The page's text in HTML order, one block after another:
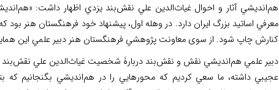
هم‌انديشي آثار و احوال غياث‌الدين علي نقش‌بند يزدي اظهار داشت:
معرفي اساتيد بزرگ ايران دارد. در وهله اول، پيشنهاد خود فرهنگستان هنر بود
كنارش چاپ شود. از سوی معاونت پژوهشي فرهنگستان هنر دبير علمي اين
دبير علمي هم‌انديشي نقش‌ و نقش‌بند دربارۀ شخصيت غياث‌الدين علي نقش‌بند
عجيبي داشته، ما سعي كرديم كه محورهايي را در هم‌انديشي بگنجانيم